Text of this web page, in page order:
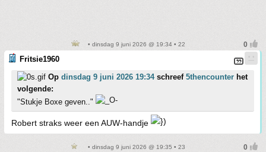
• dinsdag 9 juni 2026 @ 19:34 • 22
Fritsie1960
Op dinsdag 9 juni 2026 19:34schreef 5thencounter het
volgende:
"Stukje Boxe geven.."
Robert straks weer een AUW-handje
• dinsdag 9 juni 2026 @ 19:35 • 23